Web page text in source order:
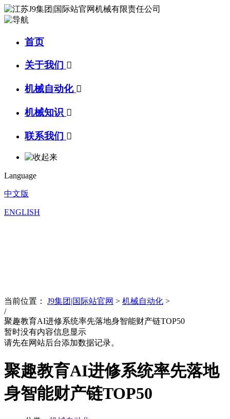
首页
关于我们 
机械自动化 
机械知识 
联系我们 
Language
中文版
ENGLISH
当前位置： J9集团|国际站官网 > 机械自动化 >
/
聚趣教育AI进修系统率先落地身智能财产链TOP50
暂时没有内容信息显示
请先在网站后台添加数据记录。
聚趣教育AI进修系统率先落地
身智能财产链TOP50